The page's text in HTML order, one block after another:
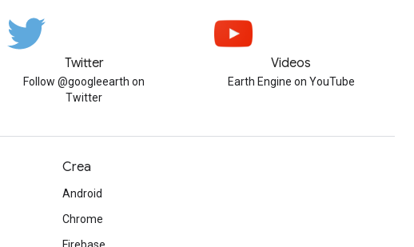
Twitter
Follow @googleearth on
Twitter
Videos
Earth Engine on YouTube
Crea
Android
Chrome